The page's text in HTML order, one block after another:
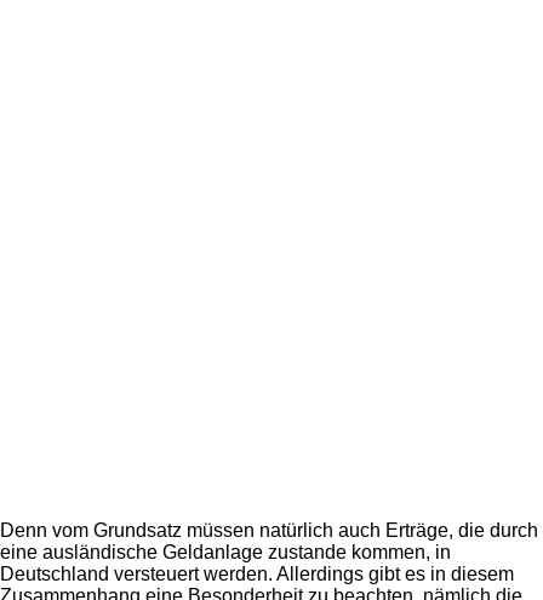
Denn vom Grundsatz müssen natürlich auch Erträge, die durch
eine ausländische Geldanlage zustande kommen, in
Deutschland versteuert werden. Allerdings gibt es in diesem
Zusammenhang eine Besonderheit zu beachten, nämlich die